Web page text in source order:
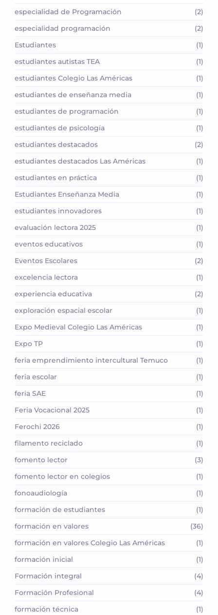
especialidad de Programación
(2)
especialidad programación
(2)
Estudiantes
(1)
estudiantes autistas TEA
(1)
estudiantes Colegio Las Américas
(1)
estudiantes de enseñanza media
(1)
estudiantes de programación
(1)
estudiantes de psicología
(1)
estudiantes destacados
(2)
estudiantes destacados Las Américas
(1)
estudiantes en práctica
(1)
Estudiantes Enseñanza Media
(1)
estudiantes innovadores
(1)
evaluación lectora 2025
(1)
eventos educativos
(1)
Eventos Escolares
(2)
excelencia lectora
(1)
experiencia educativa
(2)
exploración espacial escolar
(1)
Expo Medieval Colegio Las Américas
(1)
Expo TP
(1)
feria emprendimiento intercultural Temuco
(1)
feria escolar
(1)
feria SAE
(1)
Feria Vocacional 2025
(1)
Ferochi 2026
(1)
filamento reciclado
(1)
fomento lector
(3)
fomento lector en colegios
(1)
fonoaudiología
(1)
formación de estudiantes
(1)
formación en valores
(36)
formación en valores Colegio Las Américas
(1)
formación inicial
(1)
Formación integral
(4)
Formación Profesional
(4)
formación técnica
(1)